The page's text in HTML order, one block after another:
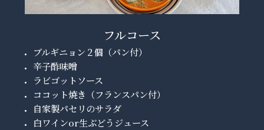
フルコース
ブルギニョン２個（パン付）
辛子酢味噌
ラビゴットソース
ココット焼き（フランスパン付）
自家製パセリのサラダ
白ワインor生ぶどうジュース